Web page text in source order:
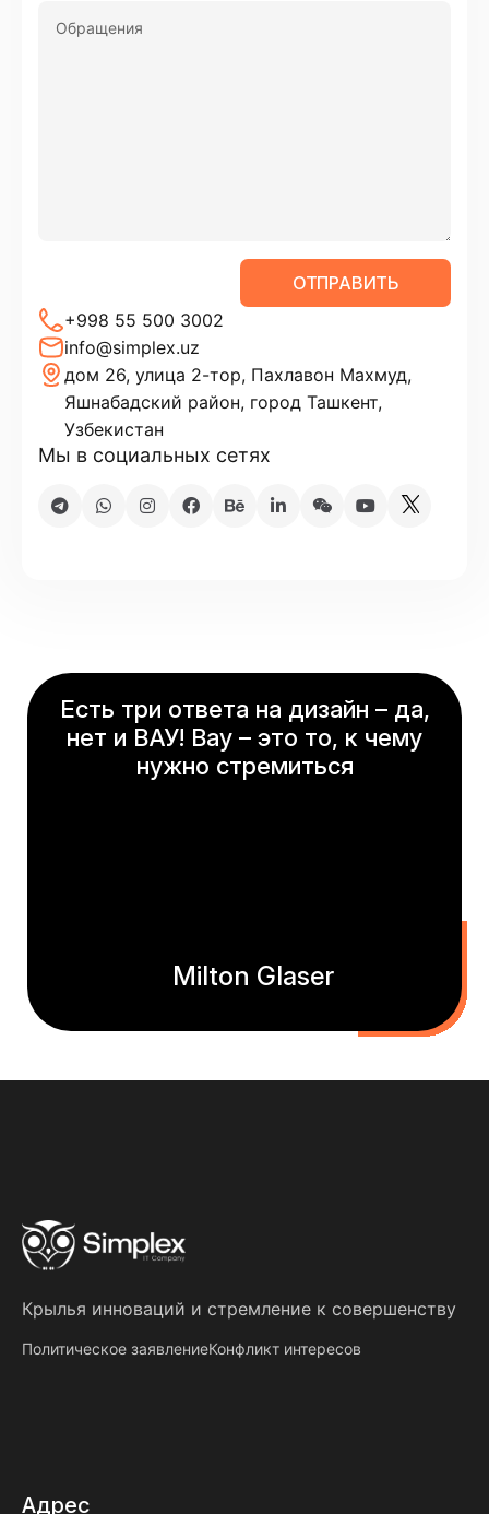
+998 55 500 3002
info@simplex.uz
дом 26, улица 2-тор, Пахлавон Махмуд,
Яшнабадский район, город Ташкент,
Узбекистан
Мы в социальных сетях
ОТПРАВИТЬ
Есть три ответа на дизайн – да,
нет и ВАУ! Вау – это то, к чему
нужно стремиться
Milton Glaser
Крылья инноваций и стремление к совершенству
Политическое заявлениеКонфликт интересов
Адрес